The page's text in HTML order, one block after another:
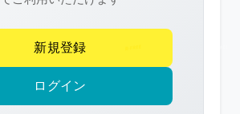
作
権
新規登録
ログイン